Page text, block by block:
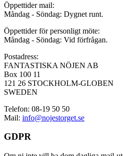
Öppettider mail:
Måndag - Söndag: Dygnet runt.
Öppettider för personligt möte:
Måndag - Söndag: Vid förfrågan.
Postadress:
FANTASTISKA NÖJEN AB
Box 100 11
121 26 STOCKHOLM-GLOBEN
SWEDEN
Telefon: 08-19 50 50
Mail: info@nojestorget.se
GDPR